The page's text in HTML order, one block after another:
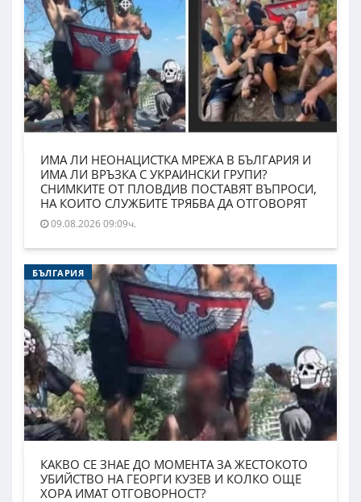
ИМА ЛИ НЕОНАЦИСТКА МРЕЖА В БЪЛГАРИЯ И
ИМА ЛИ ВРЪЗКА С УКРАИНСКИ ГРУПИ?
СНИМКИТЕ ОТ ПЛОВДИВ ПОСТАВЯТ ВЪПРОСИ,
НА КОИТО СЛУЖБИТЕ ТРЯБВА ДА ОТГОВОРЯТ
09.08.2026 09:09ч.
БЪЛГАРИЯ
КАКВО СЕ ЗНАЕ ДО МОМЕНТА ЗА ЖЕСТОКОТО
УБИЙСТВО НА ГЕОРГИ КУЗЕВ И КОЛКО ОЩЕ
ХОРА ИМАТ ОТГОВОРНОСТ?